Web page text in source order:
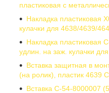
пластиковая с
Накладка пластиковая
кулачки для 4638/4639/
Накладка пластиковая
удлин. на заж. кулачки
Вставка защитная в
(на ролик), пластик 4639
Вставка C-54-8000007